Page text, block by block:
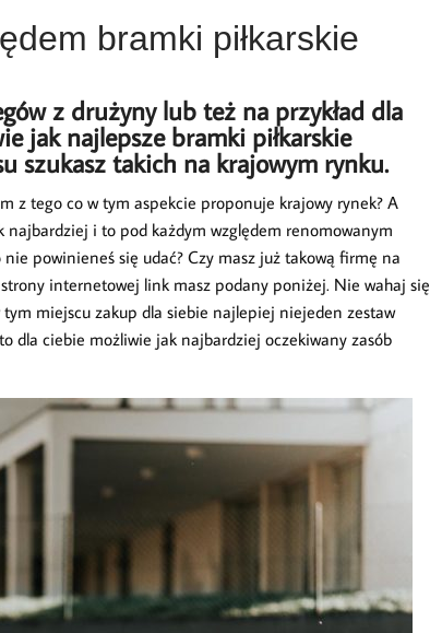
bramki piłkarskie
z drużyny lub też na przykład dla
jak najlepsze bramki piłkarskie
szukasz takich na krajowym rynku.
z tego co w tym aspekcie proponuje krajowy rynek? A
najbardziej i to pod każdym względem renomowanym
powinieneś się udać? Czy masz już takową firmę na
internetowej link masz podany poniżej. Nie wahaj się
miejscu zakup dla siebie najlepiej niejeden zestaw
dla ciebie możliwie jak najbardziej oczekiwany zasób